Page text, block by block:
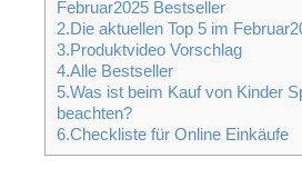
Februar2025 Bestseller
2.Die aktuellen Top 5 im
3.Produktvideo Vorschlag
4.Alle Bestseller
5.Was ist beim Kauf von Kinder
beachten?
6.Checkliste für Online Einkäufe